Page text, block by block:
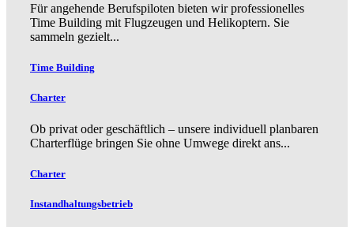
Für angehende Berufspiloten bieten wir professionelles
Time Building mit Flugzeugen und Helikoptern. Sie
sammeln gezielt...
Time Building
Charter
Ob privat oder geschäftlich – unsere individuell planbaren
Charterflüge bringen Sie ohne Umwege direkt ans...
Charter
Instandhaltungsbetrieb